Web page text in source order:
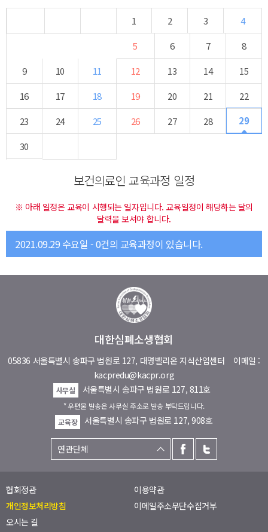
1 2 3
4
5
6 7
8
9
10 11 12 13 14
15
16
17 18 19 20 21
22
23
24 25 26 27 28 29
30
보건의료인 교육과정 일정
※ 아래 일정은 교육이 시행되는 일자입니다. 교육일정이 해당하는 달의
달력을 보셔야 합니다.
2021.09.29 수요일 - 0건의 교육과정이 있습니다.
대한심폐소생협회
05836 서울특별시 송파구 법원로 127, 대명벨리온 지식산업센터 이메일 :
kacpredu@kacpr.org
사무실 서울특별시 송파구 법원로 127, 811호
* 우편물 발송은 사무실 주소로 발송 부탁드립니다.
교육장
서울특별시 송파구 법원로 127, 908호
협회정관
이용약관
개인정보처리방침
이메일주소무단수집거부
오시는 길